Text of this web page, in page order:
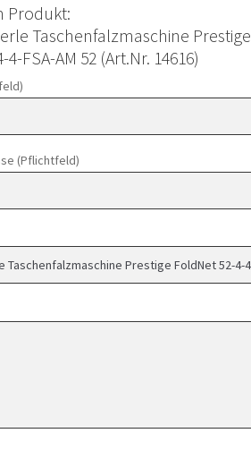
Produkt:
Taschenfalzmaschine Prestige
FSA-AM 52 (Art.Nr. 14616)
(Pflichtfeld)